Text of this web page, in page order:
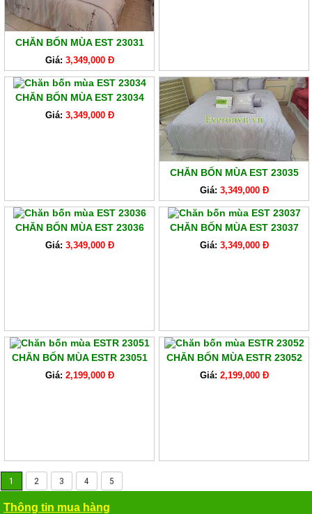
CHĂN BỐN MÙA EST 23031
Giá: 3,349,000 Đ
CHĂN BỐN MÙA EST 23034
Giá: 3,349,000 Đ
CHĂN BỐN MÙA EST 23035
Giá: 3,349,000 Đ
CHĂN BỐN MÙA EST 23036
Giá: 3,349,000 Đ
CHĂN BỐN MÙA EST 23037
Giá: 3,349,000 Đ
CHĂN BỐN MÙA ESTR 23051
Giá: 2,199,000 Đ
CHĂN BỐN MÙA ESTR 23052
Giá: 2,199,000 Đ
1 2 3 4 5
Thông tin mua hàng